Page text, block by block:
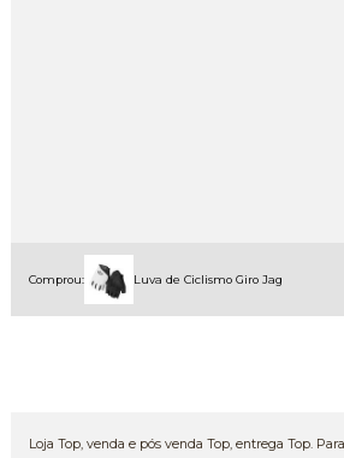
Comprou: Luva de Ciclismo Giro Jag
Loja Top, venda e pós venda Top, entrega Top.